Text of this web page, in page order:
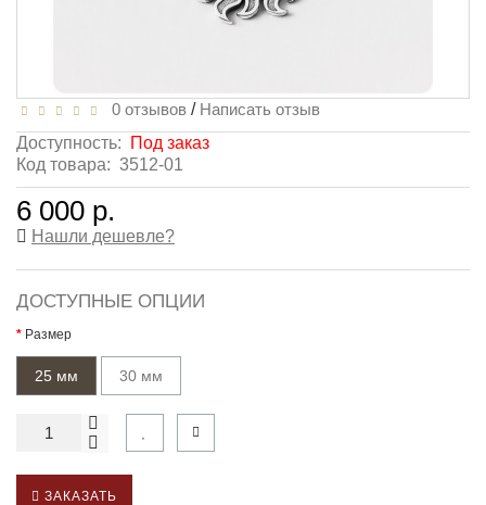
0 отзывов / Написать отзыв
Доступность:
Под заказ
Код товара: 3512-01
6 000 р.
Нашли дешевле?
ДОСТУПНЫЕ ОПЦИИ
Размер
25 мм 30 мм
ЗАКАЗАТЬ